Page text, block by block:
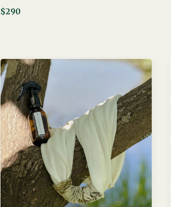
$290